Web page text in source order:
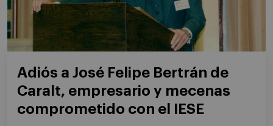
Adiós a José Felipe Bertrán de
Caralt, empresario y mecenas
comprometido con el IESE